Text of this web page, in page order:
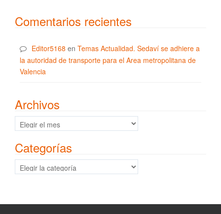
Comentarios recientes
Editor5168 en Temas Actualidad. Sedaví se adhiere a
la autoridad de transporte para el Area metropolitana de
Valencia
Archivos
Archivos
Categorías
Categorías